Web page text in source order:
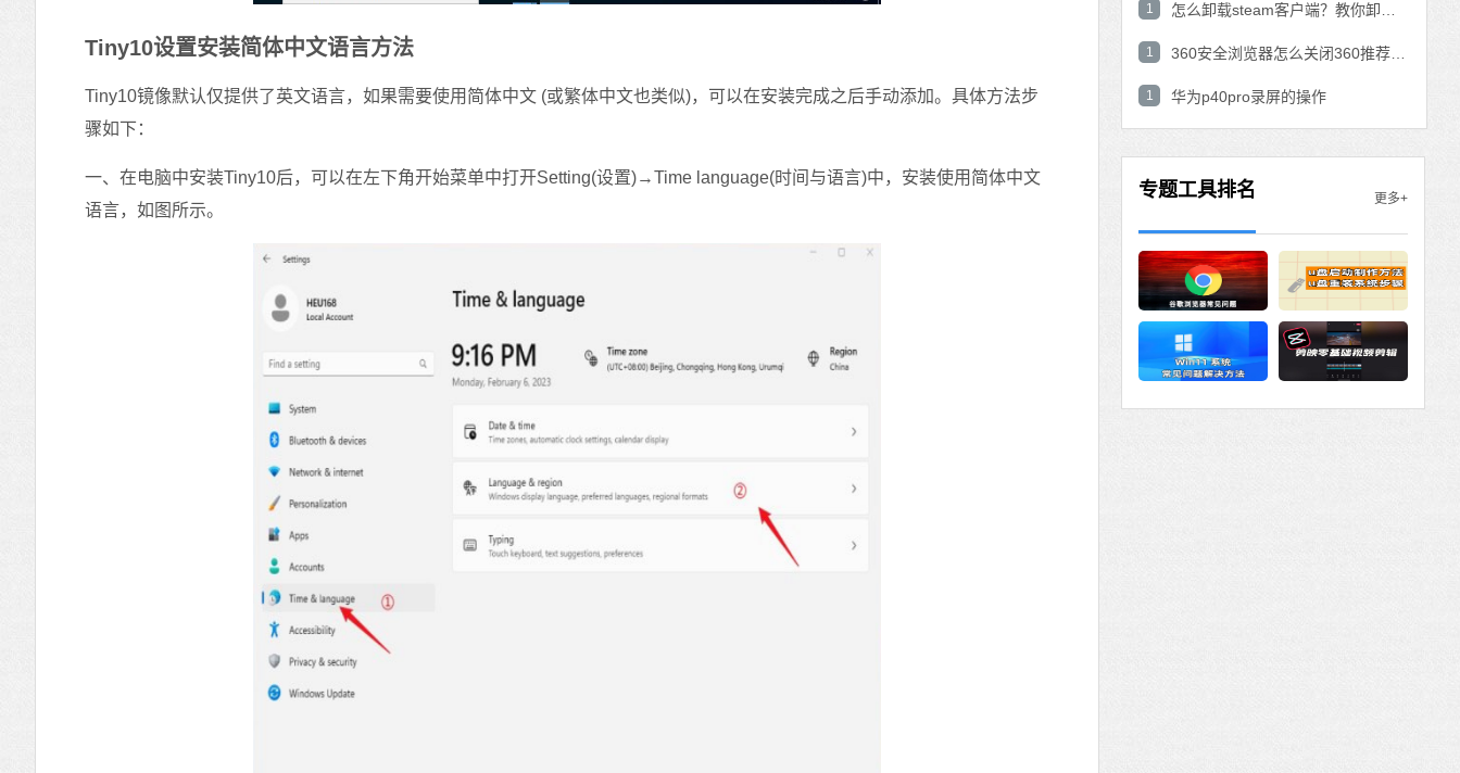
Tiny10设置安装简体中文语言方法
Tiny10镜像默认仅提供了英文语言，如果需要使用简体中文 (或繁体中文也类似)，可以在安装完成之后手动添加。具体方法步
骤如下：
一、在电脑中安装Tiny10后，可以在左下角开始菜单中打开Setting(设置)→Time language(时间与语言)中，安装使用简体中文
语言，如图所示。
1
1
1 华为p40pro录屏的操作
专题工具排名 更多+